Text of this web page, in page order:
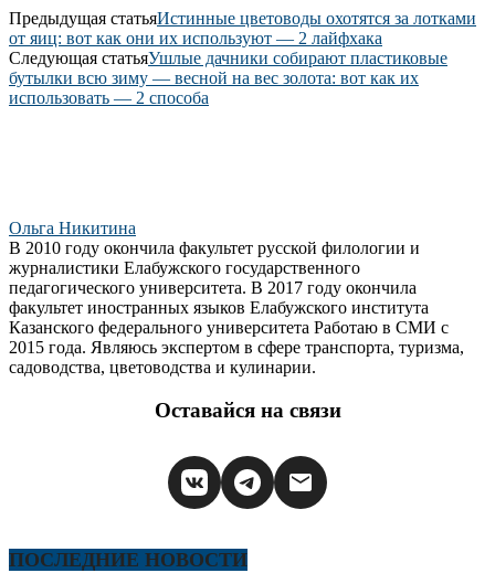
Предыдущая статьяИстинные цветоводы охотятся за лотками
от яиц: вот как они их используют — 2 лайфхака
Следующая статьяУшлые дачники собирают пластиковые
бутылки всю зиму — весной на вес золота: вот как их
использовать — 2 способа
Ольга Никитина
В 2010 году окончила факультет русской филологии и
журналистики Елабужского государственного
педагогического университета. В 2017 году окончила
факультет иностранных языков Елабужского института
Казанского федерального университета Работаю в СМИ с
2015 года. Являюсь экспертом в сфере транспорта, туризма,
садоводства, цветоводства и кулинарии.
Оставайся на связи
ПОСЛЕДНИЕ НОВОСТИ